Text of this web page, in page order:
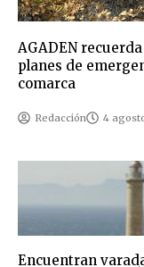
AGADEN
planes de
comarca
Redacción 4
Encuentran